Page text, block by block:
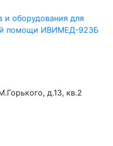
и оборудования для
помощи ИВИМЕД-923Б
д.13, кв.2